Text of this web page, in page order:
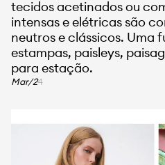
tecidos acetinados ou
intensas e elétricas são
neutros e clássicos. Uma
estampas, paisleys,
para estação.
Mar/24